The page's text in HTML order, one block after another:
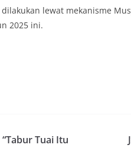
lewat mekanisme
2025 ini.
Tuai Itu